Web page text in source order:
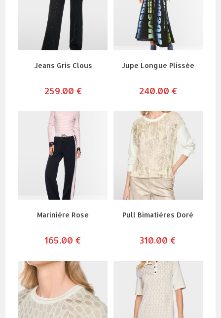
Jeans Gris Clous
259.00 €
Jupe Longue Plissée
240.00 €
Marinière Rose
165.00€
Pull Bimatières Doré
310.00€